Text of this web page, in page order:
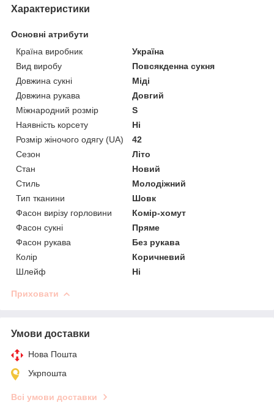
Характеристики
Основні атрибути
Країна виробник
Україна
Вид виробу
Повсякденна сукня
Довжина сукні
Міді
Довжина рукава
Довгий
Міжнародний розмір
S
Наявність корсету
Ні
Розмір жіночого одягу (UA)
42
Сезон
Літо
Стан
Новий
Стиль
Молодіжний
Тип тканини
Шовк
Фасон вирізу горловини
Комір-хомут
Фасон сукні
Пряме
Фасон рукава
Без рукава
Колір
Коричневий
Шлейф
Ні
Приховати
Умови доставки
Нова Пошта
Укрпошта
Всі умови доставки